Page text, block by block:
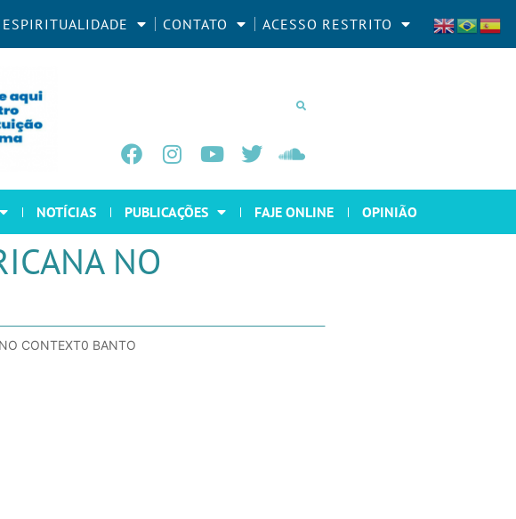
ESPIRITUALIDADE CONTATO ACESSO RESTRITO
NOTÍCIAS PUBLICAÇÕES FAJE ONLINE OPINIÃO
NO
CONTEXT0 BANTO